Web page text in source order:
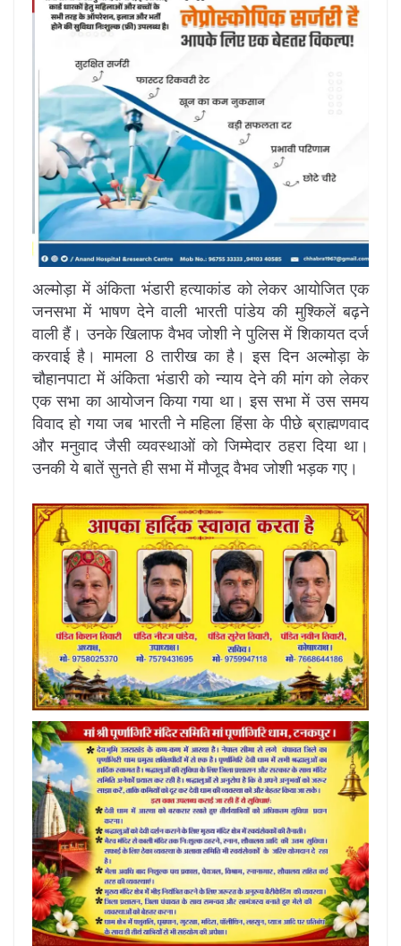
अल्मोड़ा में अंकिता भंडारी हत्याकांड को लेकर आयोजित एक
जनसभा में भाषण देने वाली भारती पांडेय की मुश्किलें बढ़ने
वाली हैं। उनके खिलाफ वैभव जोशी ने पुलिस में शिकायत दर्ज
करवाई है। मामला 8 तारीख का है। इस दिन अल्मोड़ा के
चौहानपाटा में अंकिता भंडारी को न्याय देने की मांग को लेकर
एक सभा का आयोजन किया गया था। इस सभा में उस समय
विवाद हो गया जब भारती ने महिला हिंसा के पीछे ब्राह्मणवाद
और मनुवाद जैसी व्यवस्थाओं को जिम्मेदार ठहरा दिया था।
उनकी ये बातें सुनते ही सभा में मौजूद वैभव जोशी भड़क गए।